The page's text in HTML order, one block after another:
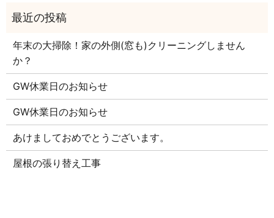
年末の大掃除！家の外側(窓も)クリーニングしません
か？
GW休業日のお知らせ
GW休業日のお知らせ
あけましておめでとうございます。
屋根の張り替え工事